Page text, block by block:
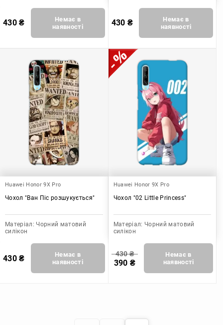
430₴
Немає в
наявності
430 ₴
Немає в
наявності
Huawei Honor 9X Pro
Чохол "Ван Піс розшукується"
Матеріал: Чорний матовий
силікон
430₴
Немає в
наявності
Huawei Honor 9X Pro
Чохол "02 Little Princess"
Матеріал: Чорний матовий
силікон
430₴
390 ₴
Немає в
наявності